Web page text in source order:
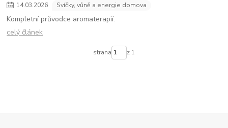
14.03.2026 Svíčky, vůně a energie domova
Kompletní průvodce aromaterapií.
celý článek
strana z 1